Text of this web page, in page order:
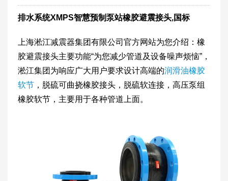
排水系统XMPS智慧预制泵站橡胶避震接头,国标
上海淞江减震器集团有限公司官方网站为您介绍：橡
胶避震接头主要功能“为您减少管道及设备噪声烦恼”，
淞江集团为响应广大用户要求设计高端的润滑油橡胶
软节 ，脱硫可曲挠橡胶接头，脱硫软连接，高压泵组
橡胶软节，主要用于各种管道上面。